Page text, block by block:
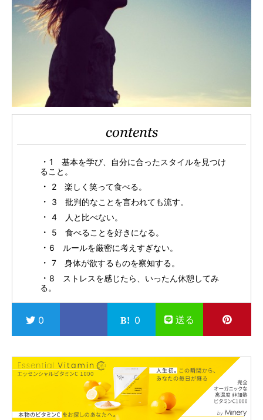
contents
1 基本を学び、自分に合ったスタイルを見つけ
ること。
2 楽しく笑って食べる。
3 批判的なことを言われても流す。
4 人と比べない。
5 食べることを好きになる。
6 ルールを厳密に考えすぎない。
7 身体が欲するものを察知する。
8 ストレスを感じたら、いったん休憩してみ
る。
0 0 送る